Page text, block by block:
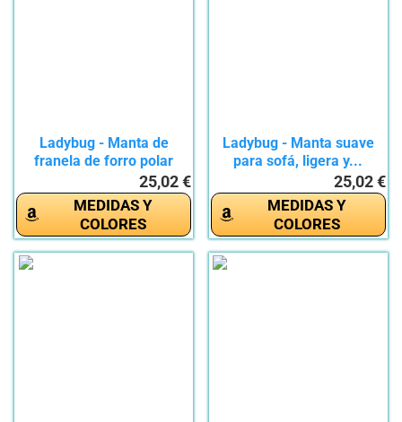
Ladybug - Manta de
franela de forro polar
25,02 €
MEDIDAS Y
COLORES
Ladybug - Manta suave
para sofá, ligera y...
25,02 €
MEDIDAS Y
COLORES